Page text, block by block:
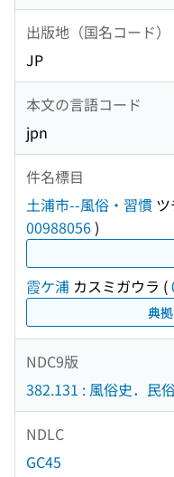
出版地（国名コード）
JP
本文の言語コード
jpn
件名標目
土浦市--風俗・習慣
00988056)
霞ケ浦 カスミガウラ (
典拠
NDC9版
382.131 : 風俗史．民
NDLC
GC45